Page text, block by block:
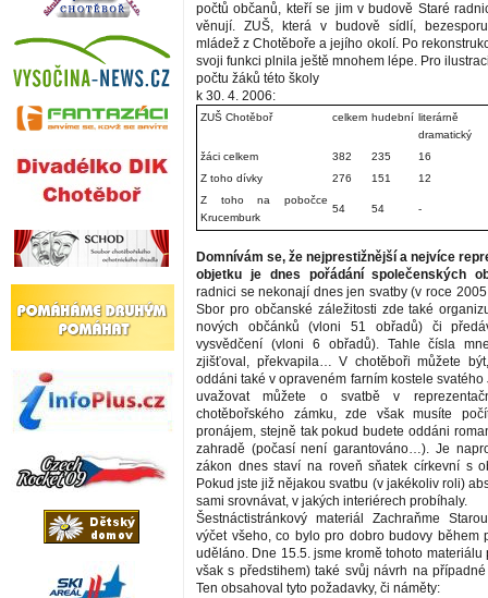
počtů občanů, kteří se jim v budově Staré
věnují. ZUŠ, která v budově sídlí,
mládež z Chotěboře a jejího okolí. Po
svoji funkci plnila ještě mnohem lépe. Pro
počtu žáků této školy
k 30. 4. 2006:
ZUŠ Chotěboř celkem hudební literárně
dramatický
žáci celkem
382 235
16
Z toho dívky
276 151
12
Z toho na pobočce
Krucemburk
54 54 -
Domnívám se, že nejprestižnější a nejvíce
objetku je dnes pořádání společenských
radnici se nekonají dnes jen svatby (v roce
Sbor pro občanské záležitosti zde také
nových občánků (vloni 51 obřadů) či
vysvědčení (vloni 6 obřadů). Tahle čísla
zjišťoval, překvapila… V chotěboři můžete
oddáni také v opraveném farním kostele svatého
uvažovat můžete o svatbě v
chotěbořského zámku, zde však musíte
pronájem, stejně tak pokud budete oddáni
zahradě (počasí není garantováno…). Je
zákon dnes staví na roveň sňatek církevní s
Pokud jste již nějakou svatbu (v jakékoliv roli)
sami srovnávat, v jakých interiérech probíhaly.
Šestnáctistránkový materiál Zachraňme
výčet všeho, co bylo pro dobro budovy během
uděláno. Dne 15.5. jsme kromě tohoto
však s předstihem) také svůj návrh na
Ten obsahoval tyto požadavky, či náměty: